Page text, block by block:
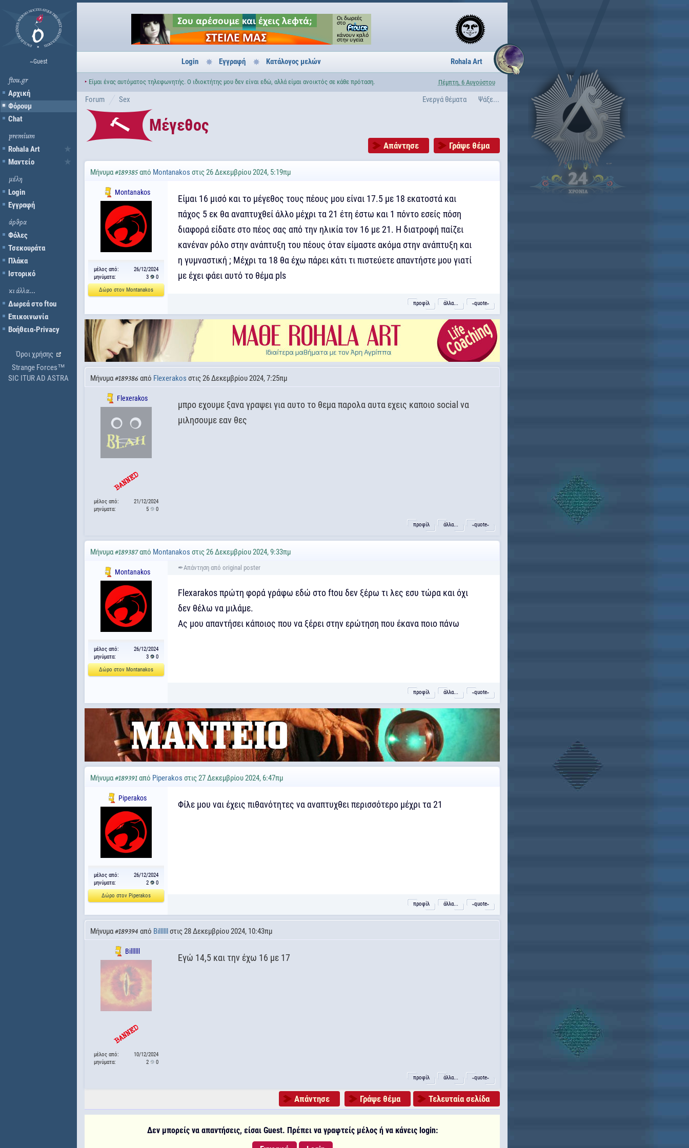
~Guest
ftou.gr
Αρχική
Φόρουμ
Chat
premium
Rohala Art
Μαντείο
μέλη
Login
Εγγραφή
άρθρα
Φόλες
Τσεκουράτα
Πλάκα
Ιστορικό
κι άλλα...
Δωρεά στο ftou
Επικοινωνία
Βοήθεια-Privacy
Όροι χρήσης
Strange Forces™
SIC ITUR AD ASTRA
Login Εγγραφή Κατάλογος μελών Rohala Art
‣ Είμαι ένας αυτόματος τηλεφωνητής. Ο ιδιοκτήτης μου δεν είναι εδώ, αλλά είμαι ανοικτός σε κάθε πρόταση. Πέμπτη, 6 Αυγούστου
Ενεργά θέματα Ψάξε...
Forum Sex
Μέγεθος
Απάντησε Γράψε θέμα
Μήνυμα #189385από Montanakos στις 26 Δεκεμβρίου 2024, 5:19πμ
Montanakos
μέλος από:
26/12/2024
μηνύματα:
3
0
Δώρο στον Montanakos
Είμαι 16 μισό και το μέγεθος τους πέους μου είναι 17.5 με 18 εκατοστά και
πάχος 5 εκ θα αναπτυχθεί άλλο μέχρι τα 21 έτη έστω και 1 πόντο εσείς πόση
διαφορά είδατε στο πέος σας από την ηλικία τον 16 με 21. Η διατροφή παίζει
κανέναν ρόλο στην ανάπτυξη του πέους όταν είμαστε ακόμα στην ανάπτυξη και
η γυμναστική ; Μέχρι τα 18 θα έχω πάρει κάτι τι πιστεύετε απαντήστε μου γιατί
με έχει φάει αυτό το θέμα pls
προφίλ άλλα... ˵quote˶
Μήνυμα #189386 από Flexerakos στις 26 Δεκεμβρίου 2024, 7:25πμ
Flexerakos
μέλος από:
21/12/2024
μηνύματα:
5 0
μπρο εχουμε ξανα γραψει για αυτο το θεμα παρολα αυτα εχεις καποιο social να
μιλησουμε εαν θες
προφίλ άλλα... ˵quote˶
Μήνυμα #189387από Montanakos στις 26 Δεκεμβρίου 2024, 9:33πμ
Montanakos
μέλος από:
26/12/2024
μηνύματα:
3
0
Δώρο στον Montanakos
Flexarakos πρώτη φορά γράφω εδώ στο ftou δεν ξέρω τι λες εσυ τώρα και όχι
δεν θέλω να μιλάμε.
Ας μου απαντήσει κάποιος που να ξέρει στην ερώτηση που έκανα ποιο πάνω
προφίλ άλλα... ˵quote˶
Μήνυμα #189391 από Piperakos στις 27 Δεκεμβρίου 2024, 6:47πμ
Piperakos
μέλος από:
26/12/2024
μηνύματα:
2
0
Δώρο στον Piperakos
Φίλε μου ναι έχεις πιθανότητες να αναπτυχθει περισσότερο μέχρι τα 21
προφίλ άλλα... ˵quote˶
Μήνυμα #189394 από Billllllστις 28 Δεκεμβρίου 2024, 10:43πμ
Billllll
μέλος από:
10/12/2024
μηνύματα:
2 0
Εγώ 14,5 και την έχω 16 με 17
προφίλ άλλα... ˵quote˶
Απάντησε Γράψε θέμα Τελευταία σελίδα
Δεν μπορείς να απαντήσεις, είσαι Guest. Πρέπει να γραφτείς μέλος ή να κάνεις login:
24
ΧΡΟΝΙΑ